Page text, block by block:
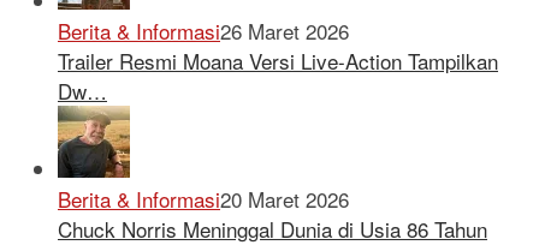
Berita & Informasi26 Maret 2026
Trailer Resmi Moana Versi Live-Action Tampilkan
Dw…
Berita & Informasi20 Maret 2026
Chuck Norris Meninggal Dunia di Usia 86 Tahun